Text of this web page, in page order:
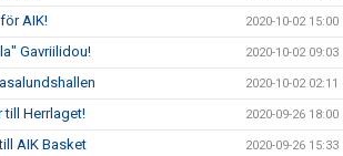
AIK! 2020-10-02 15:00
Gavriilidou! 2020-10-02 09:03
2020-10-02 02:11
till Herrlaget! 2020-09-26 18:00
AIK Basket 2020-09-26 15:33